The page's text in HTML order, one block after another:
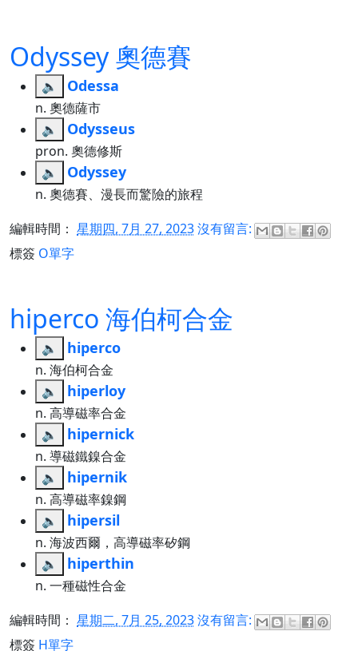
Odyssey 奧德賽
🔈 Odessa
n. 奧德薩市
🔈
Odysseus
pron. 奧德修斯
🔈
Odyssey
n. 奧德賽、漫長而驚險的旅程
編輯時間： 星期四, 7月 27, 2023沒有留言:
標簽 O單字
hiperco 海伯柯合金
🔈 hiperco
n. 海伯柯合金
🔈
hiperloy
n. 高導磁率合金
🔈
hipernick
n. 導磁鐵鎳合金
🔈
hipernik
n. 高導磁率鎳鋼
🔈
hipersil
n. 海波西爾，高導磁率矽鋼
🔈
hiperthin
n. 一種磁性合金
編輯時間： 星期二, 7月 25, 2023沒有留言:
標簽 H單字